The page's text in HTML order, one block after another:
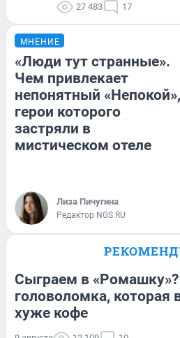
27 483 17
МНЕНИЕ
«Люди тут странные».
Чем привлекает
непонятный «Непокой»,
герои которого
застряли в
мистическом отеле
Лиза Пичугина
Редактор NGS.RU
Сыграем в
головоломка, которая
хуже кофе